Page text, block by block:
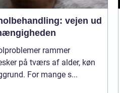
vejen ud
rammer
på tværs af alder, køn
For mange s...